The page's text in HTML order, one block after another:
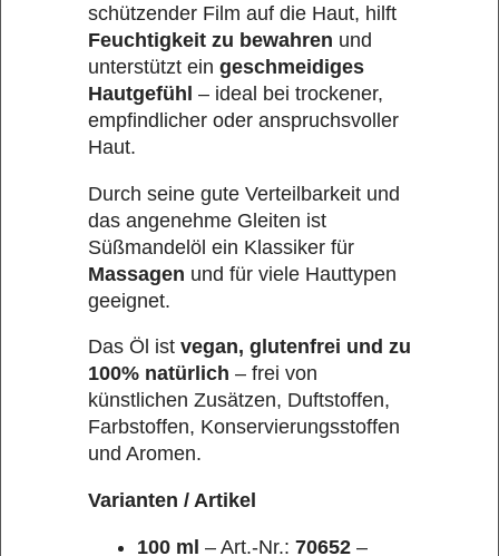
schützender Film auf die Haut, hilft
Feuchtigkeit zu bewahren und
unterstützt ein geschmeidiges
Hautgefühl – ideal bei trockener,
empfindlicher oder anspruchsvoller
Haut.
Durch seine gute Verteilbarkeit und
das angenehme Gleiten ist
Süßmandelöl ein Klassiker für
Massagen und für viele Hauttypen
geeignet.
Das Öl ist vegan, glutenfrei und zu
100% natürlich – frei von
künstlichen Zusätzen, Duftstoffen,
Farbstoffen, Konservierungsstoffen
und Aromen.
Varianten / Artikel
100 ml – Art.-Nr.: 70652 –